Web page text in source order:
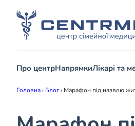
Про центрНапрямкиЛікарі та
Головна› Блог› Марафон під назвою